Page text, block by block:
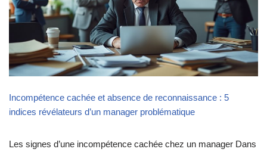
Incompétence cachée et absence de reconnaissance : 5
indices révélateurs d’un manager problématique
Les signes d’une incompétence cachée chez un manager Dans